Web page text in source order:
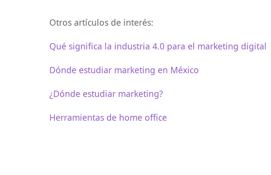
Otros artículos de interés:
Qué significa la industria 4.0 para el marketing digital
Dónde estudiar marketing en México
¿Dónde estudiar marketing?
Herramientas de home office